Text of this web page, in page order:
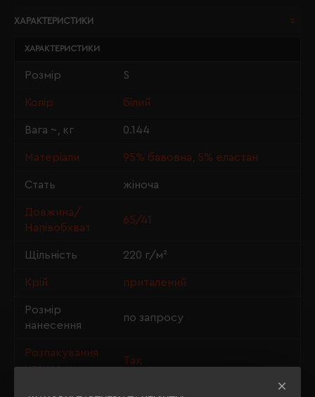
ХАРАКТЕРИСТИКИ
ХАРАКТЕРИСТИКИ
Розмір S
Колір білий
Вага ~, кг 0.144
Матеріали 95% бавовна, 5% еластан
Стать жіноча
Довжина/
Напівобхват
65/41
Щільність 220 г/м²
Крій приталений
Розмір
нанесення
по запросу
Розпакування
упаковки
Так